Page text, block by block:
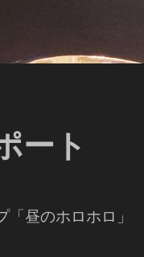
ート
昼のホロホロ」